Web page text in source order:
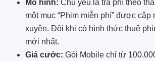
Mô hình: Chủ yếu là trả phí theo
một mục “Phim miễn phí” được cập
xuyên. Đôi khi có hình thức thuê
mới nhất.
Giá cước: Gói Mobile chỉ từ